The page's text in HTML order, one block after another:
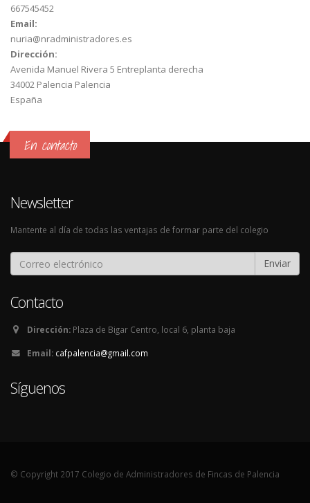
667545452
Email:
nuria@nradministradores.es
Dirección:
Avenida Manuel Rivera 5 Entreplanta derecha
34002 Palencia Palencia
España
En contacto
Newsletter
Mantente al día de todas las ventajas de formar parte del colegio
Enviar
Contacto
Dirección: Plaza de Bigar Centro, local 6, planta baja
Email: cafpalencia@gmail.com
Síguenos
© Copyright 2017 Colegio de Administradores de Fincas de Palencia